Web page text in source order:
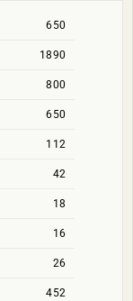
650
1890
800
650
112
42
18
16
26
452